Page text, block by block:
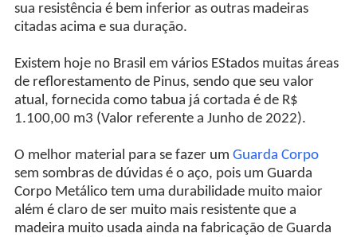
sua resistência é bem inferior as outras madeiras
citadas acima e sua duração.
Existem hoje no Brasil em vários EStados muitas áreas
de reflorestamento de Pinus, sendo que seu valor
atual, fornecida como tabua já cortada é de R$
1.100,00 m3 (Valor referente a Junho de 2022).
O melhor material para se fazer um Guarda Corpo
sem sombras de dúvidas é o aço, pois um Guarda
Corpo Metálico tem uma durabilidade muito maior
além é claro de ser muito mais resistente que a
madeira muito usada ainda na fabricação de Guarda